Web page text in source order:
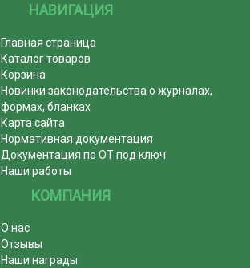
НАВИГАЦИЯ
Главная страница
Каталог товаров
Корзина
Новинки законодательства о журналах,
формах, бланках
Карта сайта
Нормативная документация
Документация по ОТ под ключ
Наши работы
КОМПАНИЯ
О нас
Отзывы
Наши награды